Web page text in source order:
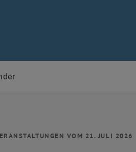
VOM 21. JULI 2026